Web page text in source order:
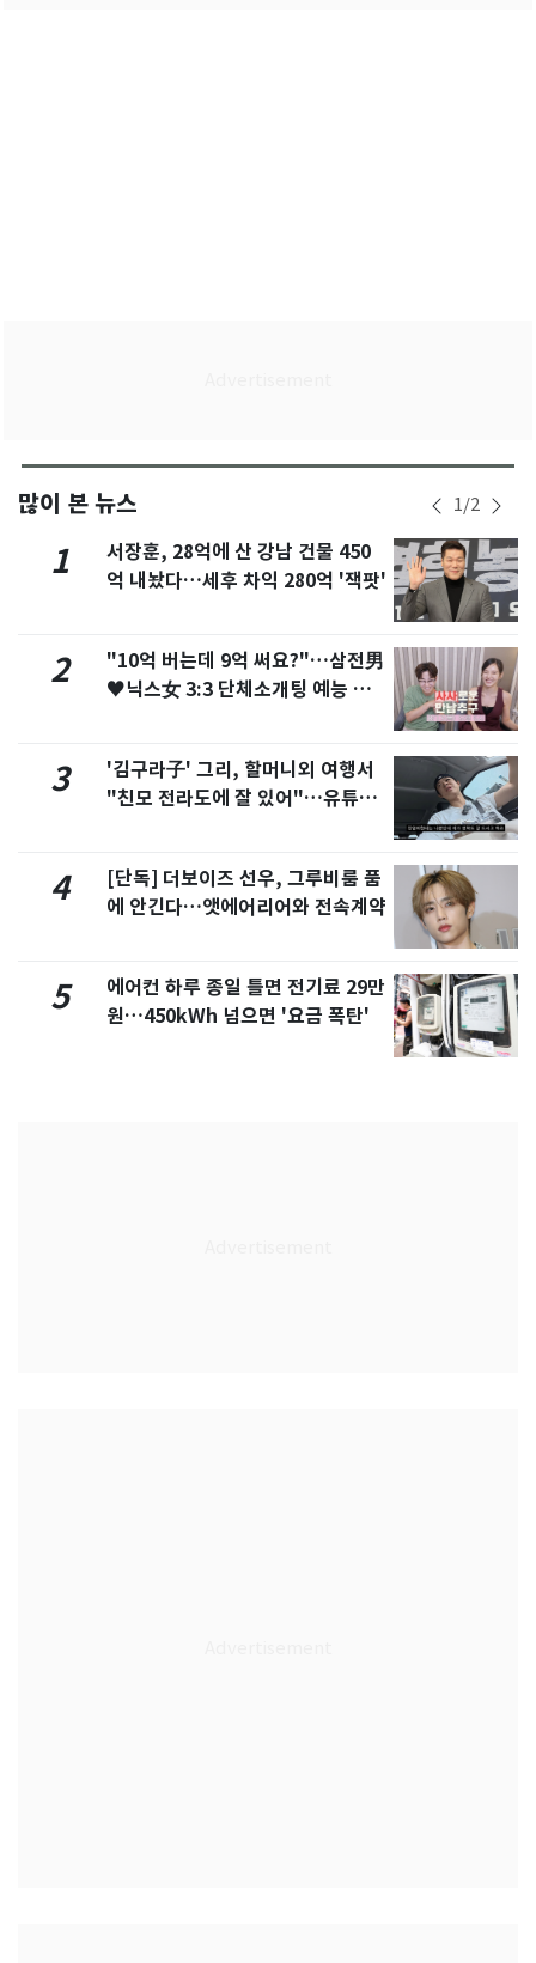
많이 본 뉴스 1/2
1
서장훈, 28억에 산 강남 건물 450
억 내놨다…세후 차익 280억 '잭팟'
2
"10억 버는데 9억 써요?"…삼전男
♥닉스女 3:3 단체소개팅 예능 화
3
'김구라子' 그리, 할머니외 여행서
"친모 전라도에 잘 있어"…유튜브
4
[단독] 더보이즈 선우, 그루비룸 품
에 안긴다…앳에어리어와 전속계약
5
에어컨 하루 종일 틀면 전기료 29만
원…450kWh 넘으면 '요금 폭탄'